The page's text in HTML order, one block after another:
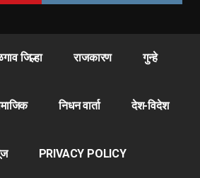
जिल्हा राजकारण गुन्हे
निधन वार्ता देश-विदेश
PRIVACY POLICY